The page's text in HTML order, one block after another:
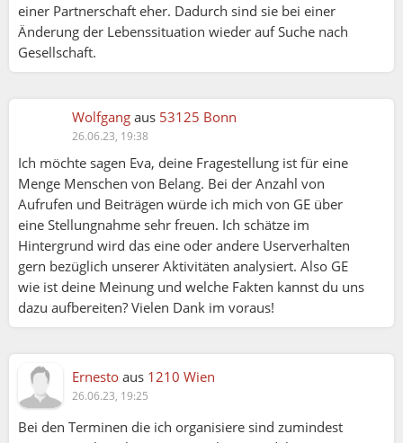
einer Partnerschaft eher. Dadurch sind sie bei einer
Änderung der Lebenssituation wieder auf Suche nach
Gesellschaft.
Wolfgang aus 53125 Bonn
26.06.23, 19:38
Ich möchte sagen Eva, deine Fragestellung ist für eine
Menge Menschen von Belang. Bei der Anzahl von
Aufrufen und Beiträgen würde ich mich von GE über
eine Stellungnahme sehr freuen. Ich schätze im
Hintergrund wird das eine oder andere Userverhalten
gern bezüglich unserer Aktivitäten analysiert. Also GE
wie ist deine Meinung und welche Fakten kannst du uns
dazu aufbereiten? Vielen Dank im voraus!
Ernesto aus 1210 Wien
26.06.23, 19:25
Bei den Terminen die ich organisiere sind zumindest